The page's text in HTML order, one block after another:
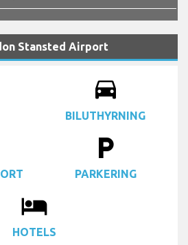
Stansted Airport
drive_eta
BILUTHYRNING
local_parking
PARKERING
local_hotel
HOTELS